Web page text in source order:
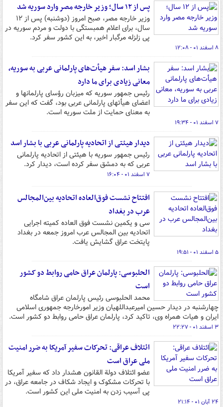
پس از ۱۲ سال؛ وزیر خارجه مصر وارد سوریه شد
وزیر خارجه مصر، صبح امروز (دوشنبه) پس از ۱۲
سال، برای اعلام همبستگی با دولت و مردم سوریه در
پی زلزله مرگبار اخیر، به این کشور سفر کرد.
۸ اسفند ۰۱ - ۱۲:۰۸
بشار اسد: سفر هیأت‌های پارلمانی عربی به سوریه،
معانی زیادی برای ما دارد
رئیس جمهور سوریه که میزبان رؤسای پارلمانها و
اعضای هیأتهای پارلمانی عربی بود، گفت که این سفر
به معنای حمایت از ملت سوریه است.
۷ اسفند ۰۱ - ۱۹:۳۴
دیدار هیئتی از اتحادیه پارلمانی عربی با بشار اسد
رئیس جمهور سوریه با هیئتی از اتحادیه پارلمانی
عربی که به دمشق سفر کرده است، دیدار کرد.
۷ اسفند ۰۱ - ۱۶:۰۴
افتتاح نشست فوق‌العاده اتحادیه بین‌المجالس
عرب در بغداد
سی و یکمین نشست فوق العاده کمیته اجرایی
اتحادیه بین المجالس عرب امروز جمعه در بغداد
پایتخت عراق گشایش یافت.
۵ اسفند ۰۱ - ۱۹:۵۱
الحلبوسی: پارلمان عراق حامی روابط دو کشور
است
محمد الحلبوسی رئیس پارلمان عراق شامگاه
چهارشنبه در دیدار حسین امیرعبداللهیان وزیر امورخارجه جمهوری اسلامی
ایران و هیات همراه وی، تاکید کرد، پارلمان عراق حامی روابط دو کشور است.
۳ اسفند ۰۱ - ۲۲:۲۷
ائتلاف عراقی: تحرکات سفیر آمریکا به ضرر امنیت
ملی عراق است
عضو ائتلاف دولة القانون هشدار داد که سفیر آمریکا
با تحرکات مشکوک و ایجاد شکاف در جامعه عراق، در
پی آسیب زدن به امنیت ملی این کشور است.
۲۴ آبان ۰۱ - ۲۱:۱۴